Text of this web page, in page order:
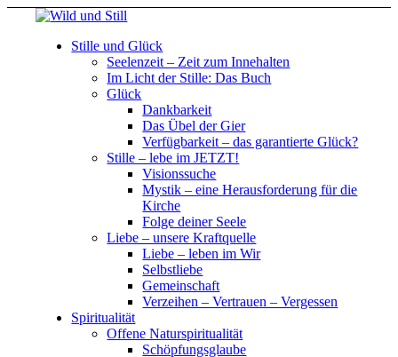
Stille und Glück
Seelenzeit – Zeit zum Innehalten
Im Licht der Stille: Das Buch
Glück
Dankbarkeit
Das Übel der Gier
Verfügbarkeit – das garantierte Glück?
Stille – lebe im JETZT!
Visionssuche
Mystik – eine Herausforderung für die
Kirche
Folge deiner Seele
Liebe – unsere Kraftquelle
Liebe – leben im Wir
Selbstliebe
Gemeinschaft
Verzeihen – Vertrauen – Vergessen
Spiritualität
Offene Naturspiritualität
Schöpfungsglaube